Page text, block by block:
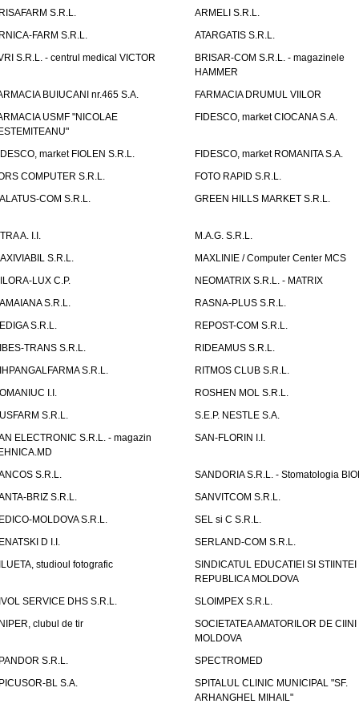
S.R.L.
ARMELI S.R.L.
FARM S.R.L.
ATARGATIS S.R.L.
S.R.L. - centrul medical VICTOR
BRISAR-COM S.R.L. - magazinele
HAMMER
BUIUCANI nr.465 S.A.
FARMACIA DRUMUL VIILOR
USMF "NICOLAE
FIDESCO, market CIOCANA S.A.
market FIOLEN S.R.L.
FIDESCO, market ROMANITA S.A.
COMPUTER S.R.L.
FOTO RAPID S.R.L.
COM S.R.L.
GREEN HILLS MARKET S.R.L.
A. I.I.
M.A.G. S.R.L.
S.R.L.
MAXLINIE / Computer Center MCS
LUX C.P.
NEOMATRIX S.R.L. - MATRIX
S.R.L.
RASNA-PLUS S.R.L.
S.R.L.
REPOST-COM S.R.L.
TRANS S.R.L.
RIDEAMUS S.R.L.
S.R.L.
RITMOS CLUB S.R.L.
I.I.
ROSHEN MOL S.R.L.
S.R.L.
S.E.P. NESTLE S.A.
ELECTRONIC S.R.L. - magazin
SAN-FLORIN I.I.
S.R.L.
SANDORIA S.R.L. - Stomatologia
BRIZ S.R.L.
SANVITCOM S.R.L.
MOLDOVA S.R.L.
SEL si C S.R.L.
D I.I.
SERLAND-COM S.R.L.
studioul fotografic
SINDICATUL EDUCATIEI SI STIINTEI
REPUBLICA MOLDOVA
SERVICE DHS S.R.L.
SLOIMPEX S.R.L.
clubul de tir
SOCIETATEA AMATORILOR DE CIINI
MOLDOVA
S.R.L.
SPECTROMED
BL S.A.
SPITALUL CLINIC MUNICIPAL "SF.
ARHANGHEL MIHAIL"